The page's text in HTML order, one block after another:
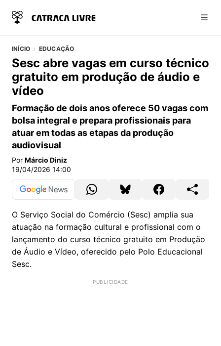
INÍCIO EDUCAÇÃO
Sesc abre vagas em curso técnico
gratuito em produção de áudio e
vídeo
Formação de dois anos oferece 50 vagas com
bolsa integral e prepara profissionais para
atuar em todas as etapas da produção
audiovisual
Por Márcio Diniz
19/04/2026 14:00
O Serviço Social do Comércio (Sesc) amplia sua
atuação na formação cultural e profissional com o
lançamento do curso técnico gratuito em Produção
de Áudio e Vídeo, oferecido pelo Polo Educacional
Sesc.